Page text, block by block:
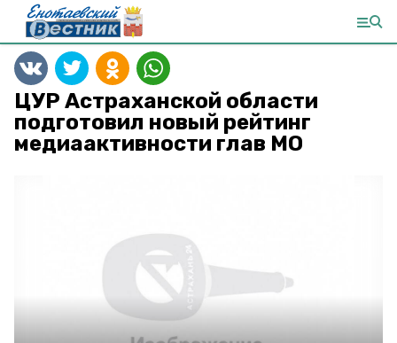
ЦУР Астраханской области
подготовил новый рейтинг
медиаактивности глав МО